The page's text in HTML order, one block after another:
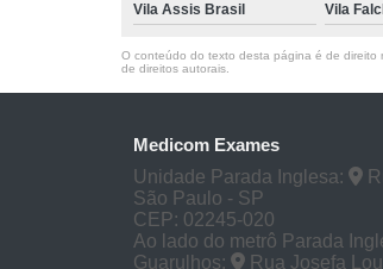
Vila Assis Brasil Vila
O conteúdo do texto desta página é de direito
de direitos autorais
Medicom Exames
Unidade Parada Inglesa:
São Paulo - SP
CEP: 02245-020
Ao lado do metrô Parada
Guarulhos:
Rua Josefa